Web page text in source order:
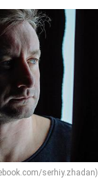
serhiy.zhadan)